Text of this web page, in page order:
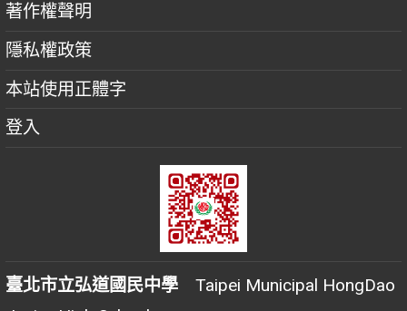
著作權聲明
隱私權政策
本站使用正體字
登入
臺北市立弘道國民中學 Taipei Municipal HongDao